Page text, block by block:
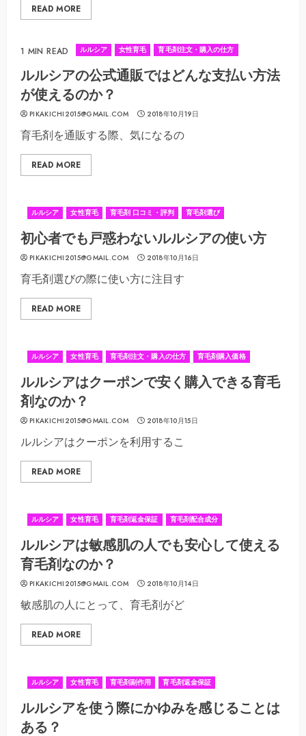
READ MORE
1 MIN READ ルルシア 女性育毛 育毛剤注文・購入の仕方
ルルシアの公式通販ではどんな支払い方法
が使えるのか？
PIKAKICHI2015@GMAIL.COM 2018年10月19日
育毛剤を通販する際、気になるの
READ MORE
ルルシア 女性育毛 育毛剤 口コミ・評判 育毛剤選び
初心者でも戸惑わないルルシアの使い方
PIKAKICHI2015@GMAIL.COM 2018年10月16日
育毛剤選びの際に使い方に注目す
READ MORE
ルルシア 女性育毛 育毛剤注文・購入の仕方 育毛剤購入価格
ルルシアはクーポンで安く購入できる育毛
剤なのか？
PIKAKICHI2015@GMAIL.COM 2018年10月15日
ルルシアはクーポンを利用するこ
READ MORE
ルルシア 女性育毛 育毛剤返金保証 育毛剤配合成分
ルルシアは敏感肌の人でも安心して使える
育毛剤なのか？
PIKAKICHI2015@GMAIL.COM 2018年10月14日
敏感肌の人にとって、育毛剤がど
READ MORE
ルルシア 女性育毛 育毛剤副作用 育毛剤返金保証
ルルシアを使う際にかゆみを感じることは
ある？